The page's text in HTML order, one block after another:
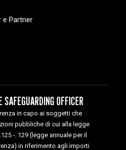
e Partner
OFFICER
in capo ai soggetti che
pubbliche di cui alla legge
-. 129 (legge annuale per il
in riferimento agli importi